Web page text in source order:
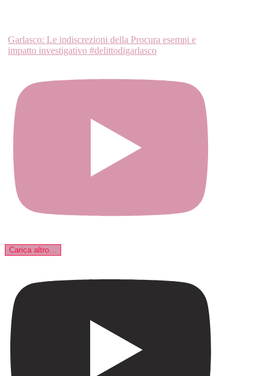
Garlasco: Le indiscrezioni della Procura esempi e
impatto investigativo #delittodigarlasco
Carica altro…